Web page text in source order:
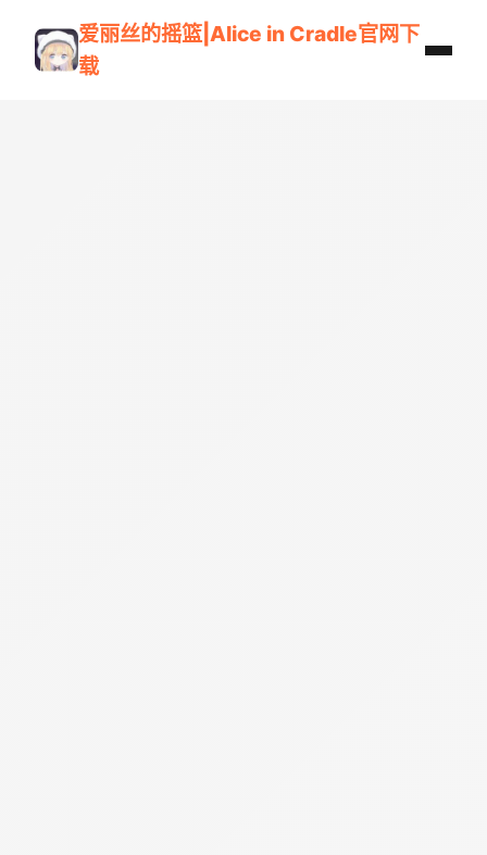
爱丽丝的摇篮|Alice in Cradle官网下
载